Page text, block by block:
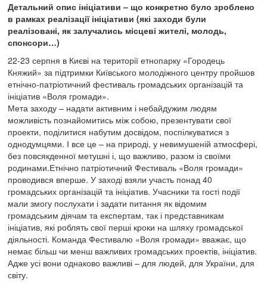
Детальний опис ініціативи – що конкретно було зроблено
в рамках реалізації ініціативи (які заходи були
реалізовані, як залучались місцеві жителі, молодь,
спонсори…)
22-23 серпня в Києві на території етнопарку «Городець
Княжий» за підтримки Київського молодіжного центру пройшов
етнічно-патріотичний фестиваль громадських організацій та
ініціатив «Воля громади».
Мета заходу – надати активним і небайдужим людям
можливість познайомитись між собою, презентувати свої
проекти, поділитися набутим досвідом, поспілкуватися з
однодумцями. І все це – на природі, у невимушеній атмосфері,
без повсякденної метушні і, що важливо, разом із своїми
родинами.Етнічно патріотичний Фестиваль «Воля громади»
проводився вперше. У заході взяли участь понад 40
громадських організацій та ініціатив. Учасники та гості події
мали змогу послухати і задати питання як відомим
громадським діячам та експертам, так і представникам
ініціатив, які роблять свої перші кроки на шляху громадської
діяльності. Команда Фестивалю «Воля громади» вважає, що
немає більш чи менш важливих громадських проектів, ініціатив.
Адже усі вони однаково важливі – для людей, для України, для
світу.